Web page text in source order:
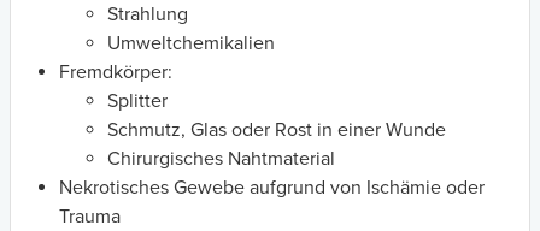
Strahlung
Umweltchemikalien
Fremdkörper:
Splitter
Schmutz, Glas oder Rost in einer Wunde
Chirurgisches Nahtmaterial
Nekrotisches Gewebe aufgrund von Ischämie oder
Trauma